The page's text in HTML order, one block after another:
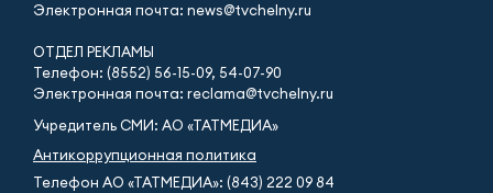
Электронная почта: news@tvchelny.ru
ОТДЕЛ РЕКЛАМЫ
Телефон: (8552) 56-15-09, 54-07-90
Электронная почта: reclama@tvchelny.ru
Учредитель СМИ: АО «ТАТМЕДИА»
Антикоррупционная политика
Телефон АО «ТАТМЕДИА»: (843) 222 09 84